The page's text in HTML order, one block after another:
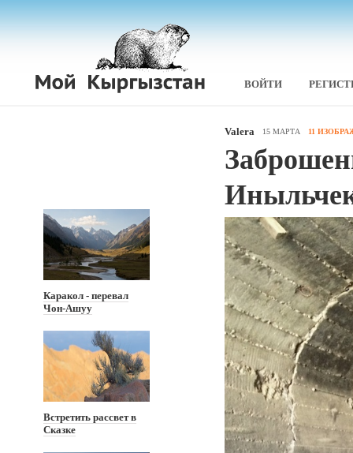
ВОЙТИ
Каракол - перевал
Чон-Ашуу
Встретить рассвет в
Сказке
Valera 15 МАРТА 11